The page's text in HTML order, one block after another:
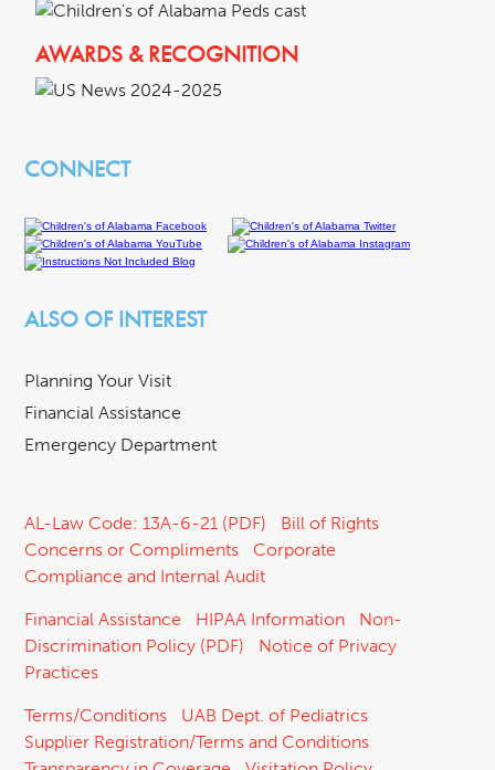
AWARDS & RECOGNITION
CONNECT
ALSO OF INTEREST
Planning Your Visit
Financial Assistance
Emergency Department
AL-Law Code: 13A-6-21 (PDF)
Bill of Rights
Concerns or Compliments
Corporate
Compliance and Internal Audit
Financial Assistance HIPAA Information
Non-
Discrimination Policy (PDF)
Notice of Privacy
Practices
Terms/Conditions
UAB Dept. of Pediatrics
Supplier Registration/Terms and Conditions